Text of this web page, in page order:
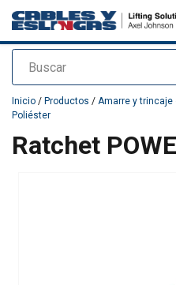
Buscar
Agregado a su presupuesto
Inicio / Productos / Amarre y trincaje
Poliéster
Ratchet